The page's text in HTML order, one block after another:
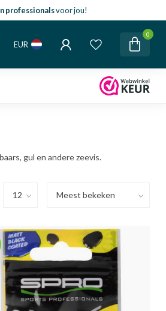
professionalsvoor jou!
EUR
0
gul en andere zeevis.